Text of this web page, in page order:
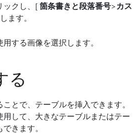
ックし、[箇条書きと段落番号>カス
ます。
する画像を選択します。
る
とで、テーブルを挿入できます。
用して、大きなテーブルまたはテー
きます。